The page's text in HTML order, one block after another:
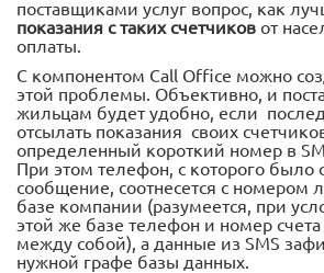
поставщиками услуг вопрос, как
показания с таких счетчиков от
оплаты.
С компонентом Call Office можно
этой проблемы. Объективно, и
жильцам будет удобно, если
отсылать показания своих
определенный короткий номер в
При этом телефон, с которого было
сообщение, соотнесется с номером
базе компании (разумеется, при
этой же базе телефон и номер
между собой), а данные из SMS
нужной графе базы данных.